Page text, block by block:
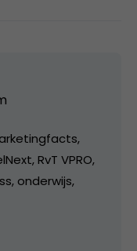
RvT VPRO,
onderwijs,